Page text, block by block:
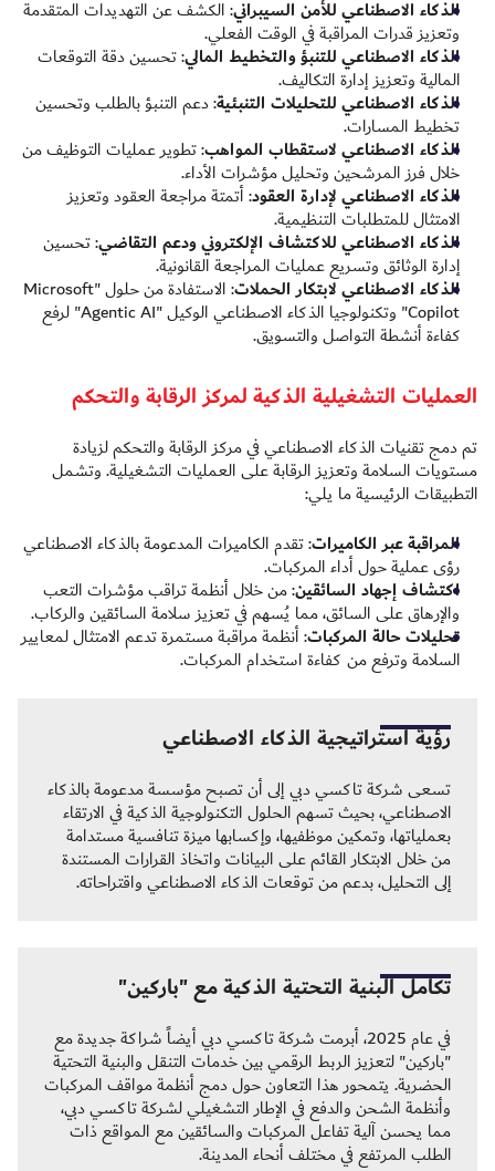
الذكاء الاصطناعي للأمن السيبراني: الكشف عن التهديدات المتقدمة
وتعزيز قدرات المراقبة في الوقت الفعلي.
الذكاء الاصطناعي للتنبؤ والتخطيط المالي: تحسين دقة التوقعات
المالية وتعزيز إدارة التكاليف.
الذكاء الاصطناعي للتحليلات التنبئية: دعم التنبؤ بالطلب وتحسين
تخطيط المسارات.
الذكاء الاصطناعي لاستقطاب المواهب: تطوير عمليات التوظيف من
خلال فرز المرشحين وتحليل مؤشرات الأداء.
الذكاء الاصطناعي لإدارة العقود: أتمتة مراجعة العقود وتعزيز
الامتثال للمتطلبات التنظيمية.
الذكاء الاصطناعي للاكتشاف الإلكتروني ودعم التقاضي: تحسين
إدارة الوثائق وتسريع عمليات المراجعة القانونية.
الذكاء الاصطناعي لابتكار الحملات : الاستفادة من حلول "Microsoft
Copilot" وتكنولوجيا الذكاء الاصطناعي الوكيل "Agentic AI" لرفع
كفاءة أنشطة التواصل والتسويق.
العمليات التشغيلية الذكية لمركز الرقابة والتحكم
تم دمج تقنيات الذكاء الاصطناعي في مركز الرقابة والتحكم لزيادة
مستويات السلامة وتعزيز الرقابة على العمليات التشغيلية. وتشمل
التطبيقات الرئيسية ما يلي:
المراقبة عبر الكاميرات: تقدم الكاميرات المدعومة بالذكاء الاصطناعي
رؤى عملية حول أداء المركبات.
اكتشاف إجهاد السائقين: من خلال أنظمة تراقب مؤشرات التعب
والإرهاق على السائق، مما يُسهم في تعزيز سلامة السائقين والركاب.
تحليلات حالة المركبات: أنظمة مراقبة مستمرة تدعم الامتثال لمعايير
السلامة وترفع من كفاءة استخدام المركبات.
رؤية استراتيجية الذكاء الاصطناعي
تسعى شركة تاكسي دبي إلى أن تصبح مؤسسة مدعومة بالذكاء
الاصطناعي، بحيث تسهم الحلول التكنولوجية الذكية في الارتقاء
بعملياتها، وتمكين موظفيها، وإكسابها ميزة تنافسية مستدامة
من خلال الابتكار القائم على البيانات واتخاذ القرارات المستندة
إلى التحليل، بدعم من توقعات الذكاء الاصطناعي واقتراحاته.
تكامل البنية التحتية الذكية مع "باركين"
في عام 2025، أبرمت شركة تاكسي دبي أيضاً شراكة جديدة مع
"باركين" لتعزيز الربط الرقمي بين خدمات التنقل والبنية التحتية
الحضرية. يتمحور هذا التعاون حول دمج أنظمة مواقف المركبات
وأنظمة الشحن والدفع في الإطار التشغيلي لشركة تاكسي دبي،
مما يحسن آلية تفاعل المركبات والسائقين مع المواقع ذات
الطلب المرتفع في مختلف أنحاء المدينة.